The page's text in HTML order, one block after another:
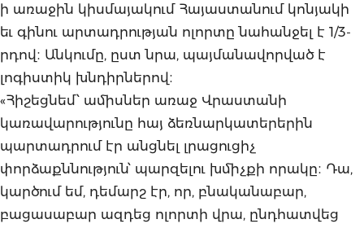
ի առաջին կիսմայակում Հայաստանում կոնյակի
եւ գինու արտադրության ոլորտը նահանջել է 1/3-
րդով։ Անկումը, ըստ նրա, պայմանավորված է
լոգիստիկ խնդիրներով։
«Հիշեցնեմ՝ ամիսներ առաջ Վրաստանի
կառավարությունը հայ ձեռնարկատերերին
պարտադրում էր անցնել լրացուցիչ
փորձաքննություն՝ պարզելու խմիչքի որակը։ Դա,
կարծում եմ, դեմարշ էր, որ, բնականաբար,
բացասաբար ազդեց ոլորտի վրա, ընդհատվեց